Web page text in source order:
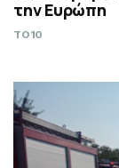
την Ευρώπη
TO10